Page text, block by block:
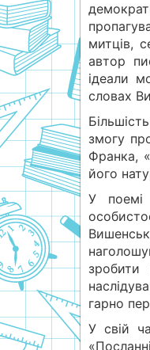
митців,
автор
ідеали
словах
змогу
Франка,
його
У поемі
гарно
У свій